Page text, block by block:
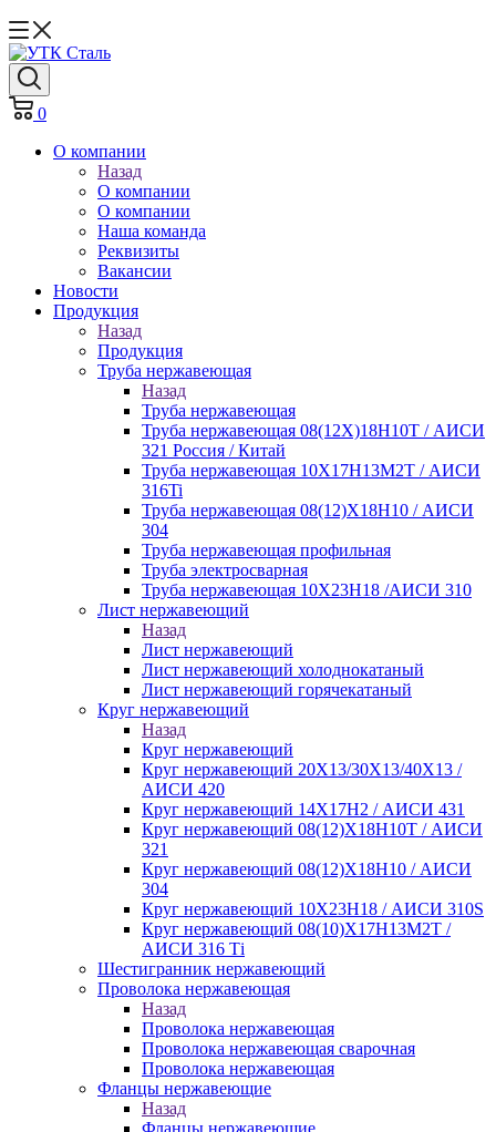
0
О компании
Назад
О компании
О компании
Наша команда
Реквизиты
Вакансии
Новости
Продукция
Назад
Продукция
Труба нержавеющая
Назад
Труба нержавеющая
Труба нержавеющая 08(12Х)18Н10Т / АИСИ
321 Россия / Китай
Труба нержавеющая 10Х17Н13М2Т / АИСИ
316Ti
Труба нержавеющая 08(12)Х18Н10 / АИСИ
304
Труба нержавеющая профильная
Труба электросварная
Труба нержавеющая 10Х23Н18 /АИСИ 310
Лист нержавеющий
Назад
Лист нержавеющий
Лист нержавеющий холоднокатаный
Лист нержавеющий горячекатаный
Круг нержавеющий
Назад
Круг нержавеющий
Круг нержавеющий 20Х13/30Х13/40Х13 /
АИСИ 420
Круг нержавеющий 14Х17Н2 / АИСИ 431
Круг нержавеющий 08(12)Х18Н10Т / АИСИ
321
Круг нержавеющий 08(12)Х18Н10 / АИСИ
304
Круг нержавеющий 10Х23Н18 / АИСИ 310S
Круг нержавеющий 08(10)Х17Н13М2Т /
АИСИ 316 Тi
Шестигранник нержавеющий
Проволока нержавеющая
Назад
Проволока нержавеющая
Проволока нержавеющая сварочная
Проволока нержавеющая
Фланцы нержавеющие
Назад
Фланцы нержавеющие